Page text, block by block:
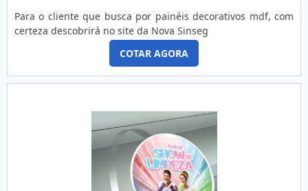
Para o cliente que busca por painéis decorativos mdf, com
certeza descobrirá no site da Nova Sinseg
COTAR AGORA